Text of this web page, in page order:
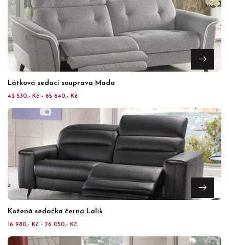
Látková sedací souprava Mada
42 530,- Kč - 65 640,- Kč
Kožená sedačka černá Lalik
16 980,- Kč - 76 050,- Kč